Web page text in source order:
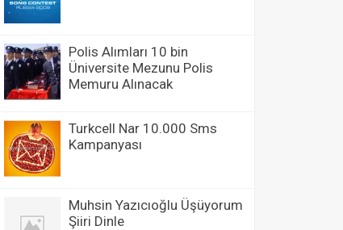
Polis Alımları 10 bin
Üniversite Mezunu Polis
Memuru Alınacak
Turkcell Nar 10.000 Sms
Kampanyası
Muhsin Yazıcıoğlu Üşüyorum
Şiiri Dinle